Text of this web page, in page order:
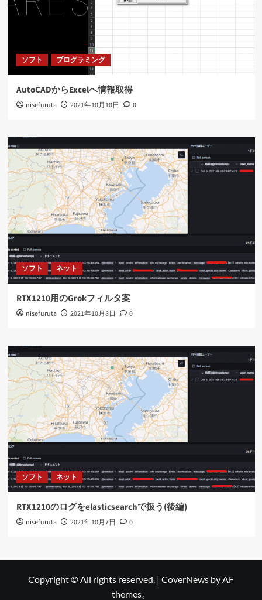
ソフト プログラミング
AutoCADからExcelへ情報取得
nisefuruta 2021年10月10日 0
ソフト ネット
RTX1210用のGrokフィルタ案
nisefuruta 2021年10月8日 0
ソフト ネット
RTX1210のログをelasticsearchで扱う(後編)
nisefuruta 2021年10月7日 0
Copyright © All rights reserved. | CoverNews by AF
themes。